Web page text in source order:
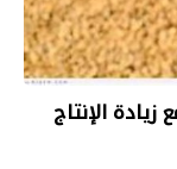
الإنتاج